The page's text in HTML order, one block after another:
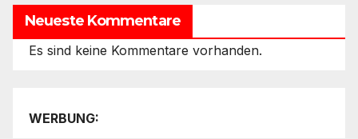
Neueste Kommentare
Es sind keine Kommentare vorhanden.
WERBUNG: